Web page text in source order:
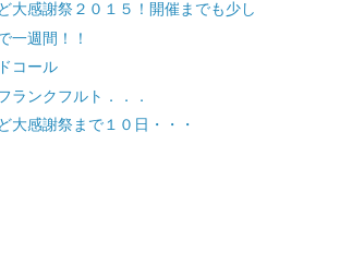
大感謝祭２０１５！開催までも少し
一週間！！
コール
ランクフルト．．．
大感謝祭まで１０日・・・